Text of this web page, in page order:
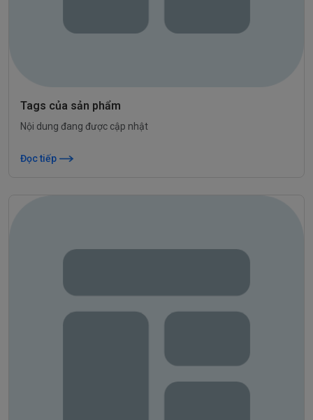
Tags của sản phẩm
Nội dung đang được cập nhật
Đọc tiếp